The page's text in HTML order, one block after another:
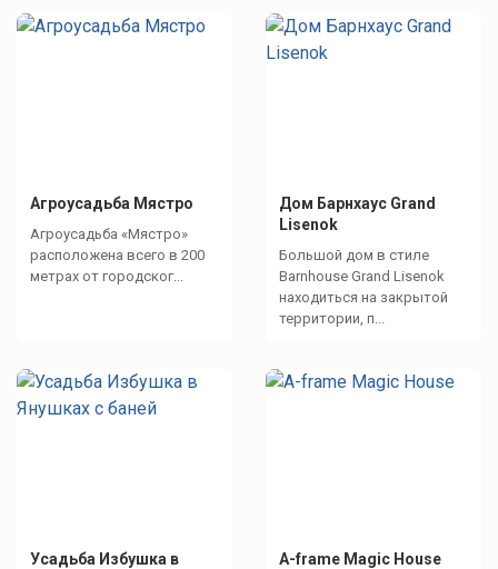
Агроусадьба Мястро
Агроусадьба «Мястро»
расположена всего в 200
метрах от городског...
Дом Барнхаус Grand
Lisenok
Большой дом в стиле
Barnhouse Grand Lisenok
находиться на закрытой
территории, п...
Усадьба Избушка в
A-frame Magic House